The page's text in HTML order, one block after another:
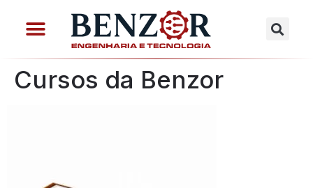
Cursos da Benzor